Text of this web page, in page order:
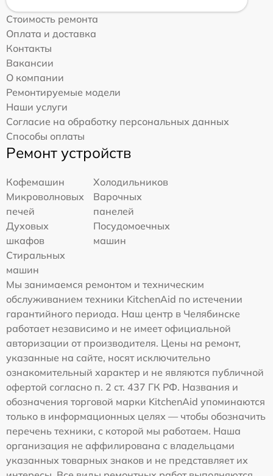
Стоимость ремонта
Оплата и доставка
Контакты
Вакансии
О компании
Ремонтируемые модели
Наши услуги
Согласие на обработку персональных данных
Способы оплаты
Ремонт устройств
Кофемашин
Холодильников
Микроволновых
печей
Варочных
панелей
Духовых
шкафов
Посудомоечных
машин
Стиральных
машин
Мы занимаемся ремонтом и техническим
обслуживанием техники KitchenAid по истечении
гарантийного периода. Наш центр в Челябинске
работает независимо и не имеет официальной
авторизации от производителя. Цены на ремонт,
указанные на сайте, носят исключительно
ознакомительный характер и не являются публичной
офертой согласно п. 2 ст. 437 ГК РФ. Названия и
обозначения торговой марки KitchenAid упоминаются
только в информационных целях — чтобы обозначить
перечень техники, с которой мы работаем. Наша
организация не аффилирована с владельцами
указанных товарных знаков и не представляет их